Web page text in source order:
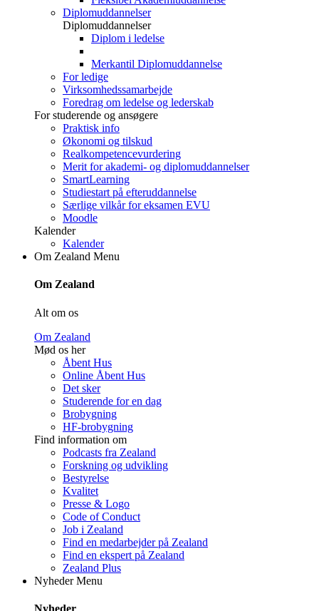
Diplomuddannelser
Diplomuddannelser
Diplom i ledelse
Merkantil Diplomuddannelse
For ledige
Virksomhedssamarbejde
Foredrag om ledelse og lederskab
For studerende og ansøgere
Praktisk info
Økonomi og tilskud
Realkompetencevurdering
Merit for akademi- og diplomuddannelser
SmartLearning
Studiestart på efteruddannelse
Særlige vilkår for eksamen EVU
Moodle
Kalender
Kalender
Om Zealand Menu
Om Zealand
Alt om os
Om Zealand
Mød os her
Åbent Hus
Online Åbent Hus
Det sker
Studerende for en dag
Brobygning
HF-brobygning
Find information om
Podcasts fra Zealand
Forskning og udvikling
Bestyrelse
Kvalitet
Presse & Logo
Code of Conduct
Job i Zealand
Find en medarbejder på Zealand
Find en ekspert på Zealand
Zealand Plus
Nyheder Menu
Nyheder